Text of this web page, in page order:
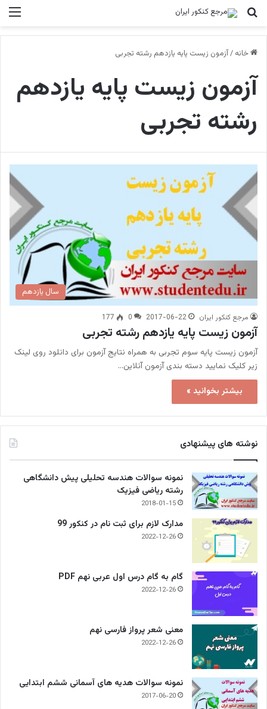
جستجو برای
خانه /آزمون زیست پایه یازدهم رشته تجربی
آزمون زیست پایه یازدهم
رشته تجربی
سال یازدهم
مرجع کنکور ایران 2017-06-22
0
177
آزمون زیست پایه یازدهم رشته تجربی
آزمون زیست پایه سوم تجربی به همراه نتایج آزمون برای دانلود روی لینک
زیر کلیک نمایید دسته بندی آزمون آنلاین…
بیشتر بخوانید »
نوشته های پیشنهادی
نمونه سوالات هندسه تحلیلی پیش دانشگاهی
رشته ریاضی فیزیک
2018-01-15
مدارک لازم برای ثبت نام در کنکور 99
2022-12-26
گام به گام درس اول عربی نهم PDF
2022-12-26
معنی شعر پرواز فارسی نهم
2022-12-26
نمونه سوالات هدیه های آسمانی ششم ابتدایی
2017-06-20